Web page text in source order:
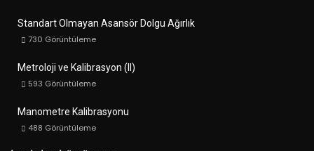
Standart Olmayan Asansör Dolgu Ağırlık
730 Görüntüleme
Metroloji ve Kalibrasyon (II)
593 Görüntüleme
Manometre Kalibrasyonu
488 Görüntüleme